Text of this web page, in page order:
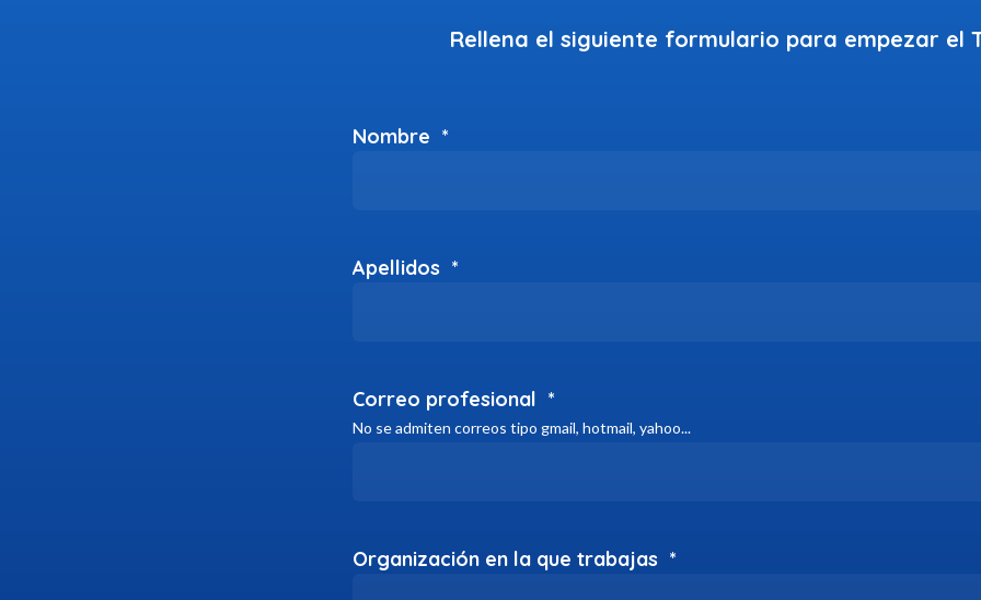
Rellena el siguiente formulario para empezar el
Nombre *
Apellidos *
Correo profesional *
No se admiten correos tipo gmail, hotmail, yahoo...
Organización en la que trabajas *